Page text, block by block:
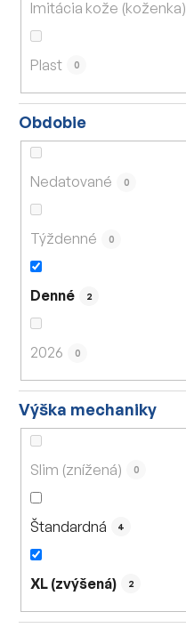
Imitácia kože (koženka)
Plast 0
Obdobie
Nedatované 0
Týždenné 0
Denné 2
2026 0
Výška mechaniky
Slim (znížená) 0
Štandardná 4
XL (zvýšená) 2